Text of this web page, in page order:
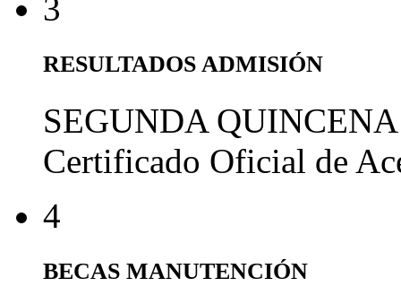
3
RESULTADOS ADMISIÓN
SEGUNDA
Certificado Oficial de
4
BECAS MANUTENCIÓN